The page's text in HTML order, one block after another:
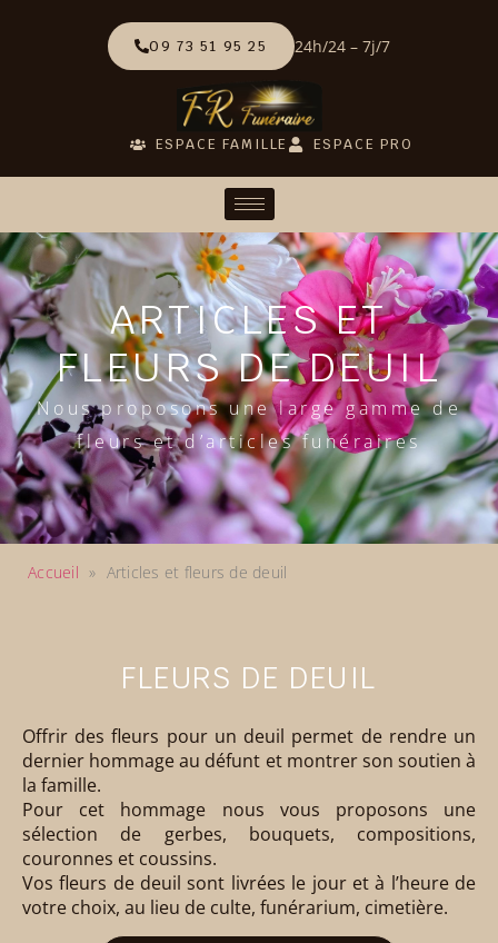
09 73 51 95 25 24h/24 – 7j/7
ESPACE FAMILLE ESPACE PRO
ARTICLES ET
FLEURS DE DEUIL
Nous proposons une large gamme de
fleurs et d’articles funéraires
Accueil » Articles et fleurs de deuil
FLEURS DE DEUIL
Offrir des fleurs pour un deuil permet de rendre un
dernier hommage au défunt et montrer son soutien à
la famille.
Pour cet hommage nous vous proposons une
sélection de gerbes, bouquets, compositions,
couronnes et coussins.
Vos fleurs de deuil sont livrées le jour et à l’heure de
votre choix, au lieu de culte, funérarium, cimetière.